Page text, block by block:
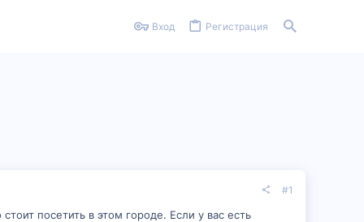
Вход Регистрация
#1
посетить в этом городе. Если у вас есть